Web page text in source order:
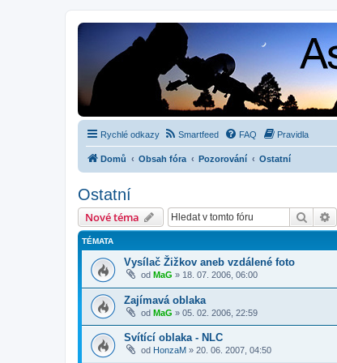
Rychlé odkazy Smartfeed FAQ Pravidla
Domů Obsah fóra Pozorování Ostatní
Ostatní
Nové téma Hledat
TÉMATA
Vysílač Žižkov aneb vzdálené foto
od MaG » 18. 07. 2006, 06:00
Zajímavá oblaka
od MaG » 05. 02. 2006, 22:59
Svítící oblaka - NLC
od HonzaM » 20. 06. 2007, 04:50